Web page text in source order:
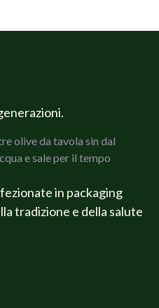
olive da tavola sin dal
e sale per il tempo
in packaging
tradizione e della salute